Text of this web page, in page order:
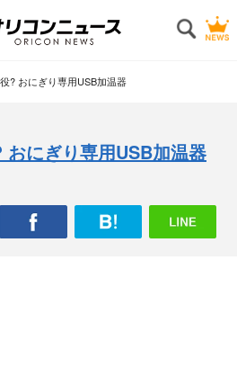
? おにぎり専用USB加温器
にぎり専用USB加温器